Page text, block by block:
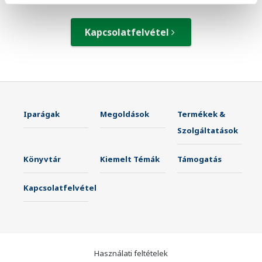
Kapcsolatfelvétel
Iparágak Megoldások
Termékek &
Szolgáltatások
Könyvtár Kiemelt Témák Támogatás
Kapcsolatfelvétel
Használati feltételek